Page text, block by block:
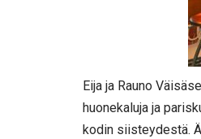
Eija ja Rauno
huonekaluja ja
kodin siisteydestä.